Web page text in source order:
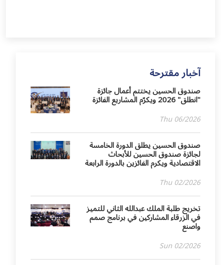
آخبار مقترحة
صندوق الحسين يختتم أعمال جائزة
"انطلق" 2026 ويكرّم المشاريع الفائزة
Thu 06/2026
صندوق الحسين يطلق الدورة الخامسة
لجائزة صندوق الحسين للأبحاث
الاقتصادية ويكرم الفائزين بالدورة الرابعة
Thu 02/2026
تخريج طلبة الملك عبدالله الثاني للتميز
في الزرقاء المشاركين في برنامج صمم
واصنع
Sun 02/2026